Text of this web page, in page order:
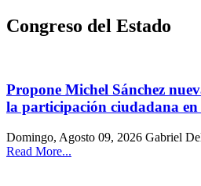
Congreso del Estado
Propone Michel Sánchez
la participación ciudadana en
Domingo, Agosto 09, 2026 Gabriel
Read More...